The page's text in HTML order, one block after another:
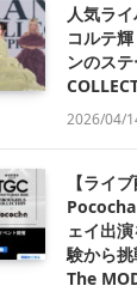
人気ラ
コルテ
ンのス
2026/04/
【ライ
ェイ出
験から
The